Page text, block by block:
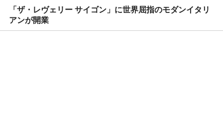
「ザ・レヴェリー サイゴン」に世界屈指のモダンイタリ
アンが開業